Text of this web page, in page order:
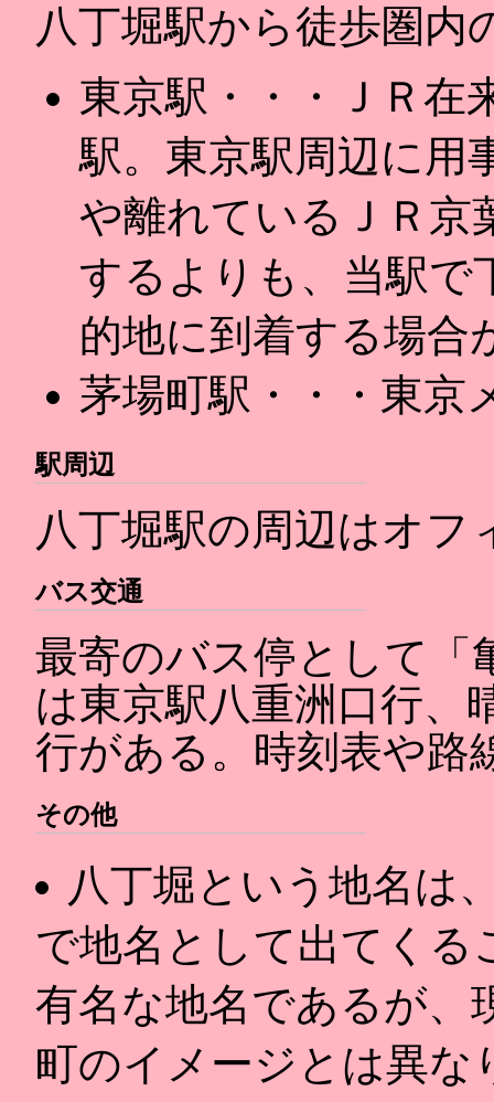
八丁堀駅から徒歩圏内
東京駅・・・ＪＲ在
駅。東京駅周辺に用
や離れているＪＲ京
するよりも、当駅で
的地に到着する場合
茅場町駅・・・東京
駅周辺
八丁堀駅の周辺はオフ
バス交通
最寄のバス停として「
は東京駅八重洲口行、
行がある。時刻表や路
その他
八丁堀という地名は
で地名として出てくる
有名な地名であるが、
町のイメージとは異な